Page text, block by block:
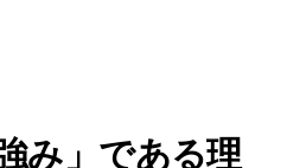
み」である理